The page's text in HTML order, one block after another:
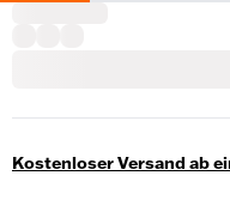
Kostenloser Versand ab